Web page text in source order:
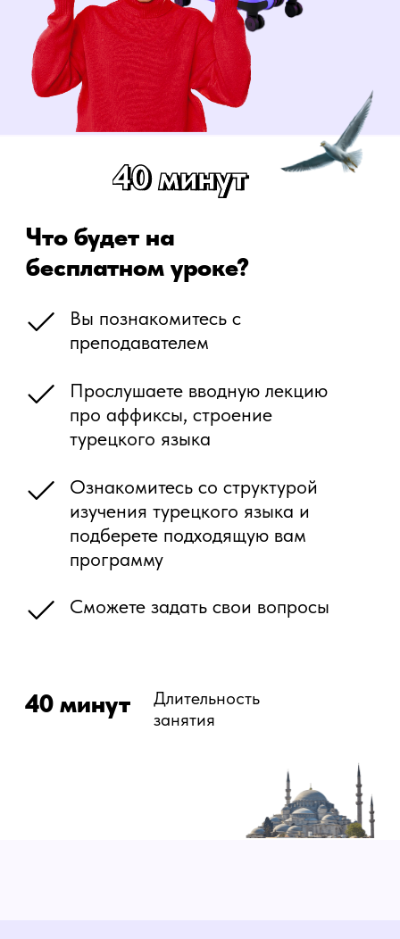
Получить бесплатную консультацию
Нажимая на кнопку, вы даёте согласие
обработку персональных данных
Заполните форму, мы свяжемся
с вами в течение 20 минут.
Остались вопросы?